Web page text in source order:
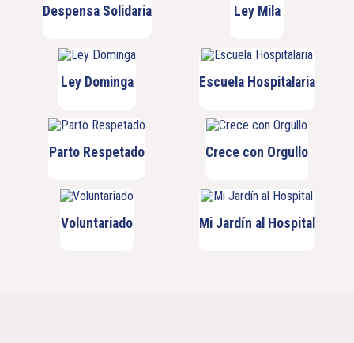
Despensa Solidaria Ley Mila
Ley Dominga Escuela Hospitalaria
Parto Respetado Crece con Orgullo
Voluntariado Mi Jardín al Hospital